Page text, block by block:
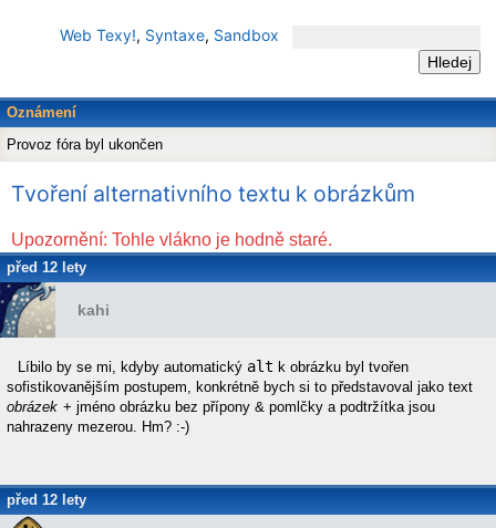
Web Texy!, Syntaxe, Sandbox
Oznámení
Provoz fóra byl ukončen
Tvoření alternativního textu k obrázkům
Upozornění: Tohle vlákno je hodně staré.
před 12 lety
kahi
Líbilo by se mi, kdyby automatický alt k obrázku byl tvořen
sofistikovanějším postupem, konkrétně bych si to představoval jako text
obrázek + jméno obrázku bez přípony & pomlčky a podtržítka jsou
nahrazeny mezerou. Hm? :-)
před 12 lety